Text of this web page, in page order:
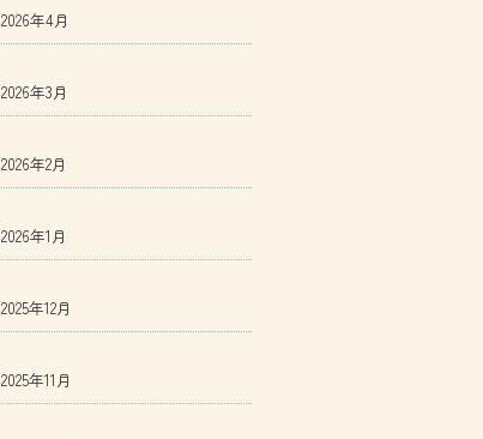
2026年4月
2026年3月
2026年2月
2026年1月
2025年12月
2025年11月